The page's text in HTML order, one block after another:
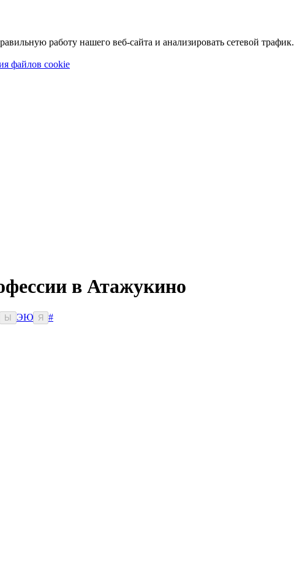
работу нашего веб-сайта и анализировать сетевой трафик.
файлов cookie
в Атажукино
Ы ЭЮ Я
#